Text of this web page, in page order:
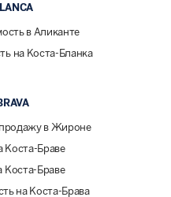
в Аликанте
на Коста-Бланка
в Жироне
Коста-Браве
Коста-Браве
на Коста-Брава